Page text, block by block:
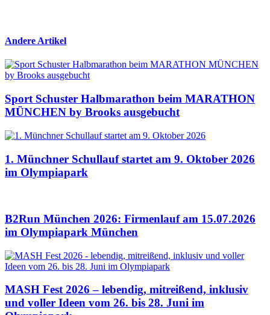
Andere Artikel
Sport Schuster Halbmarathon beim MARATHON
MÜNCHEN by Brooks ausgebucht
1. Münchner Schullauf startet am 9. Oktober 2026
im Olympiapark
B2Run München 2026: Firmenlauf am 15.07.2026
im Olympiapark München
MASH Fest 2026 – lebendig, mitreißend, inklusiv
und voller Ideen vom 26. bis 28. Juni im